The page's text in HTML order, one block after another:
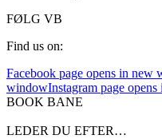
FØLG VB
Find us on:
Facebook page opens in new
windowInstagram page
BOOK BANE
LEDER DU EFTER…